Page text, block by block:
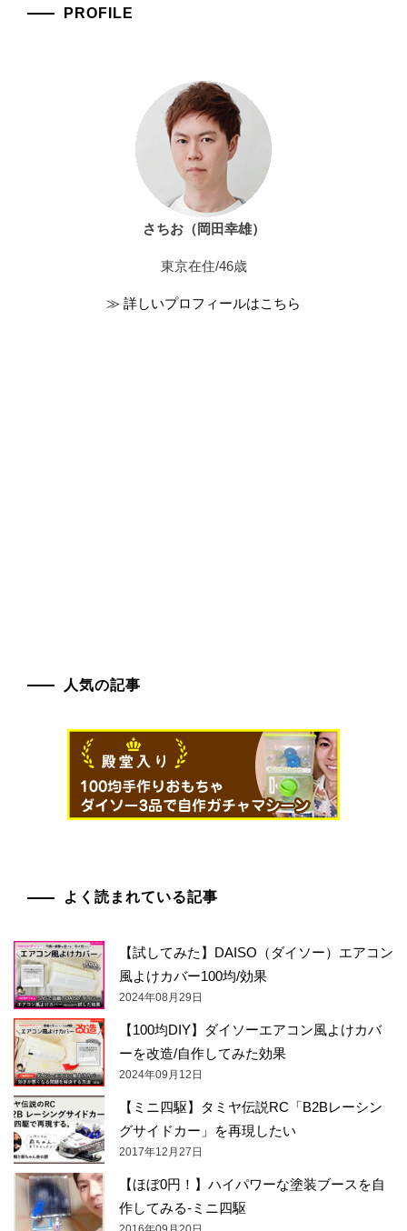
PROFILE
さちお（岡田幸雄）
東京在住/46歳
≫ 詳しいプロフィールはこちら
人気の記事
よく読まれている記事
【試してみた】DAISO（ダイソー）エアコン
風よけカバー100均/効果
2024年08月29日
【100均DIY】ダイソーエアコン風よけカバ
ーを改造/自作してみた効果
2024年09月12日
【ミニ四駆】タミヤ伝説RC「B2Bレーシン
グサイドカー」を再現したい
2017年12月27日
【ほぼ0円！】ハイパワーな塗装ブースを自
作してみる-ミニ四駆